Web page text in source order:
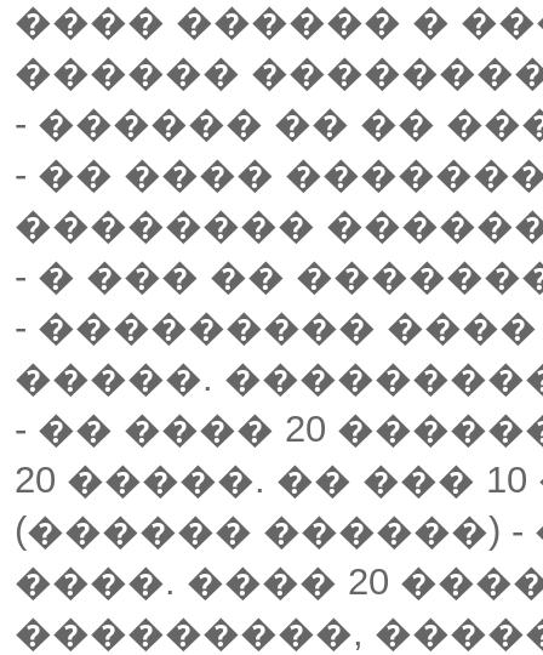
���� ������ �
������
- ������ �� ��
- �� ����
��������
- � ��� ��
- ���������
�����.
- �� ���� 20
20 �����. �� ���
(������ ������)
����. ���� 20
���������,